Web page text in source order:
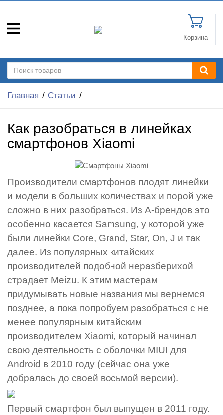
Корзина
Главная Статьи
Как разобраться в линейках
смартфонов Xiaomi
Производители смартфонов плодят линейки
и модели в больших количествах и порой уже
сложно в них разобраться. Из A-брендов это
особенно касается Samsung, у которой уже
были линейки Core, Grand, Star, On, J и так
далее. Из популярных китайских
производителей подобной неразберихой
страдает Meizu. К этим мастерам
придумывать новые названия мы вернемся
позднее, а пока попробуем разобраться с не
менее популярным китайским
производителем Xiaomi, который начинал
свою деятельность с оболочки MIUI для
Android в 2010 году (сейчас она уже
добралась до своей восьмой версии).
Первый смартфон был выпущен в 2011 году.